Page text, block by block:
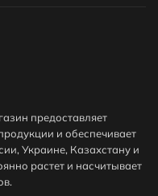
предоставляет
и обеспечивает
Украине, Казахстану и
растет и насчитывает